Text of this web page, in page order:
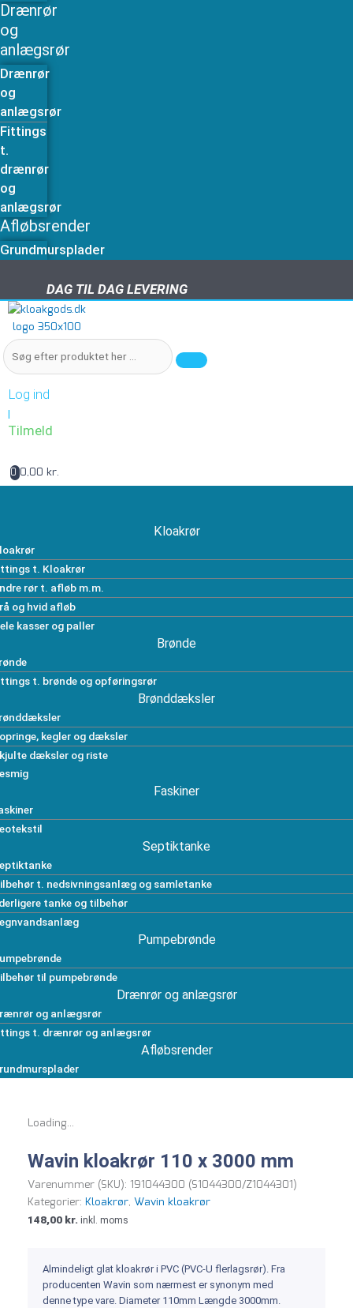
Drænrør
og
anlægsrør
Drænrør
og
anlægsrør
Fittings
t.
drænrør
og
anlægsrør
Afløbsrender
Grundmursplader
DAG TIL DAG LEVERING
DAG TIL DAG LEVERING
Log ind
|
Tilmeld
0 0,00 kr.
Kloakrør
t. Kloakrør
rør t. afløb m.m.
og hvid afløb
kasser og paller
Brønde
t. brønde og opføringsrør
Brønddæksler
kegler og dæksler
dæksler og riste
Faskiner
Septiktanke
t. nedsivningsanlæg og samletanke
tanke og tilbehør
Pumpebrønde
til pumpebrønde
Drænrør og anlægsrør
og anlægsrør
t. drænrør og anlægsrør
Afløbsrender
Loading...
Wavin kloakrør 110 x 3000 mm
Varenummer (SKU): 191044300 (S1044300/Z1044301)
Kategorier: Kloakrør, Wavin kloakrør
148,00 kr. inkl. moms
Almindeligt glat kloakrør i PVC (PVC-U flerlagsrør). Fra
producenten Wavin som nærmest er synonym med
denne type vare. Diameter 110mm Længde 3000mm.